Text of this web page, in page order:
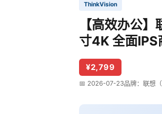
ThinkVision
【高效办公
寸4K 全面IPS
¥2,799
📅 2026-07-23品牌：联想